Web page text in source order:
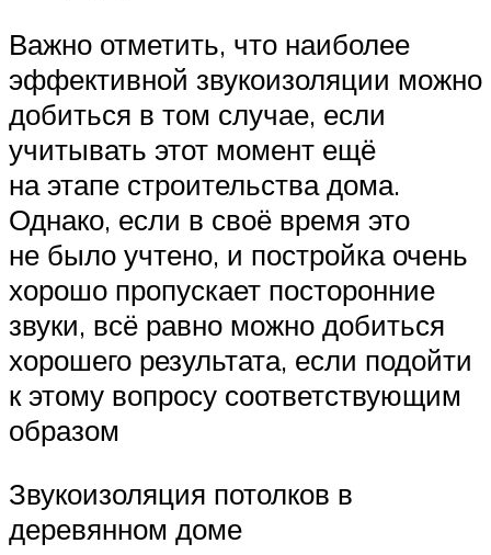
Важно отметить, что наиболее
эффективной звукоизоляции можно
добиться в том случае, если
учитывать этот момент ещё
на этапе строительства дома.
Однако, если в своё время это
не было учтено, и постройка очень
хорошо пропускает посторонние
звуки, всё равно можно добиться
хорошего результата, если подойти
к этому вопросу соответствующим
образом
Звукоизоляция потолков в
деревянном доме